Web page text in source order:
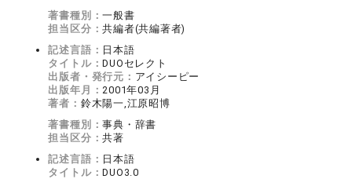
著書種別：一般書
担当区分：共編者(共編著者)
記述言語： 日本語
タイトル：DUOセレクト
出版者・発行元： アイシーピー
出版年月：2001年03月
著者： 鈴木陽一,江原昭博
著書種別：事典・辞書
担当区分：共著
記述言語： 日本語
タイトル：DUO3.0